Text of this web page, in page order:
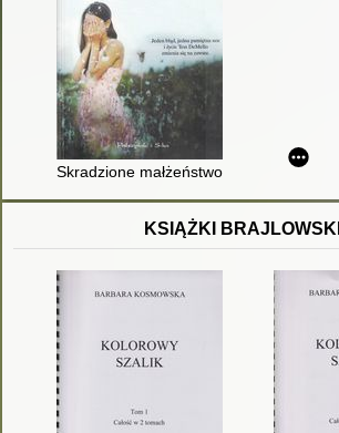
Skradzione małżeństwo
KSIĄŻKI